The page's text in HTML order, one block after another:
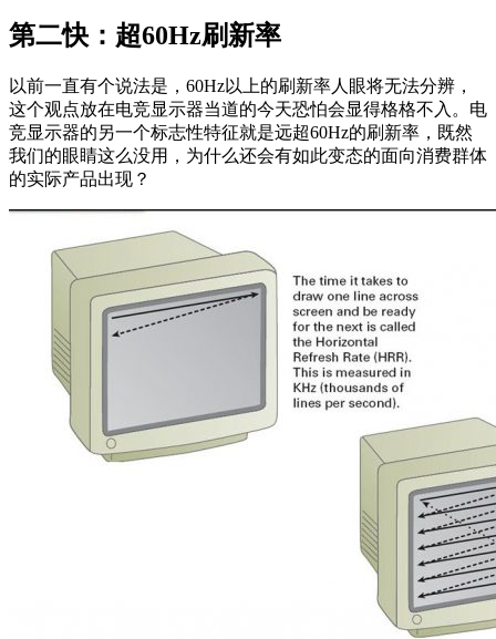
第二快：超60Hz刷新率
以前一直有个说法是，60Hz以上的刷新率人眼将无法分辨，
这个观点放在电竞显示器当道的今天恐怕会显得格格不入。电
竞显示器的另一个标志性特征就是远超60Hz的刷新率，既然
我们的眼睛这么没用，为什么还会有如此变态的面向消费群体
的实际产品出现？